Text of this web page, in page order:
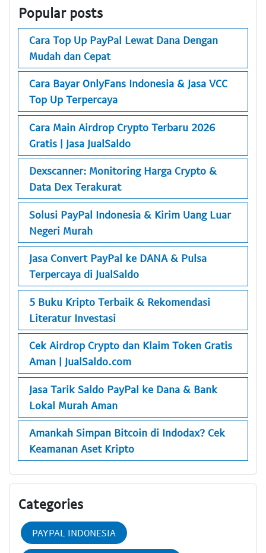
Popular posts
Cara Top Up PayPal Lewat Dana Dengan
Mudah dan Cepat
Cara Bayar OnlyFans Indonesia & Jasa VCC
Top Up Terpercaya
Cara Main Airdrop Crypto Terbaru 2026
Gratis | Jasa JualSaldo
Dexscanner: Monitoring Harga Crypto &
Data Dex Terakurat
Solusi PayPal Indonesia & Kirim Uang Luar
Negeri Murah
Jasa Convert PayPal ke DANA & Pulsa
Terpercaya di JualSaldo
5 Buku Kripto Terbaik & Rekomendasi
Literatur Investasi
Cek Airdrop Crypto dan Klaim Token Gratis
Aman | JualSaldo.com
Jasa Tarik Saldo PayPal ke Dana & Bank
Lokal Murah Aman
Amankah Simpan Bitcoin di Indodax? Cek
Keamanan Aset Kripto
Categories
PAYPAL INDONESIA